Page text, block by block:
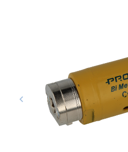
Vorige
keyboard_arrow_left